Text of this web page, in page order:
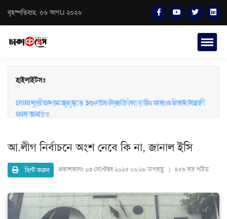
বৃহস্পতিবার, ০৬ আগU ২০২৬
হাইলাইটসঃ
নোয়াখালীতে অস্ত্রের মুখে ১০ লাখ টাকা চাঁদা দাবি: অস্ত্র-গুলিসহ সন্ত্রাসী
সভা অনুষ্ঠিত
আ.লীগ নির্বাচনে অংশ নেবে কি না, জানাল ইসি
প্রিন্ট করুন প্রকাশকালঃ ০৩ সেপ্টেম্বর ২০২৫ ০৬:২৮ অপরাহ্ণ | ৪৫৯ বার পঠিত